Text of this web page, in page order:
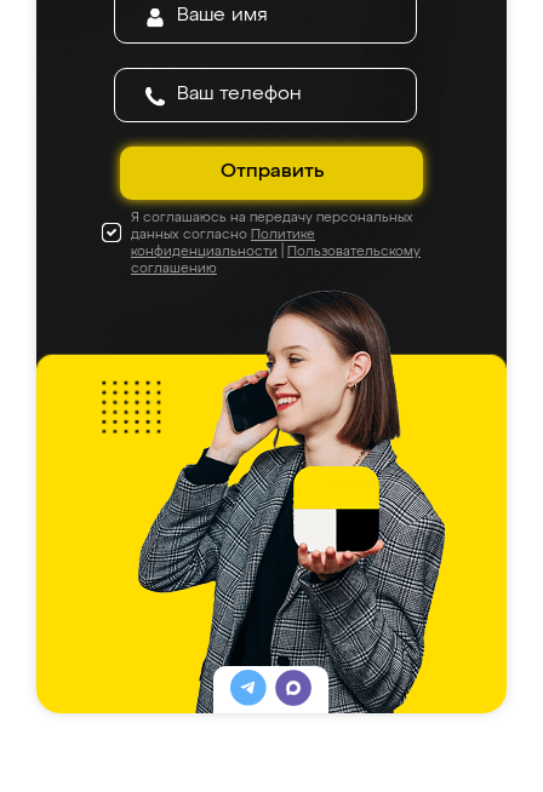
Отправить
Я соглашаюсь на передачу персональных
данных согласно Политике
конфиденциальности
Пользовательскому
соглашению